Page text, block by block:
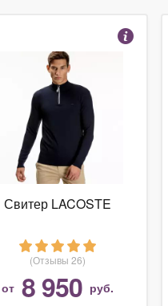
Свитер LACOSTE
(Отзывы 26)
от 8 950 руб.